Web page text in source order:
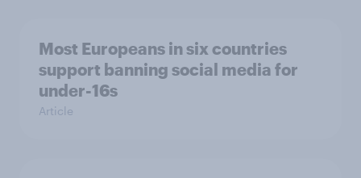
Most Europeans in six countries
support banning social media for
under-16s
Article